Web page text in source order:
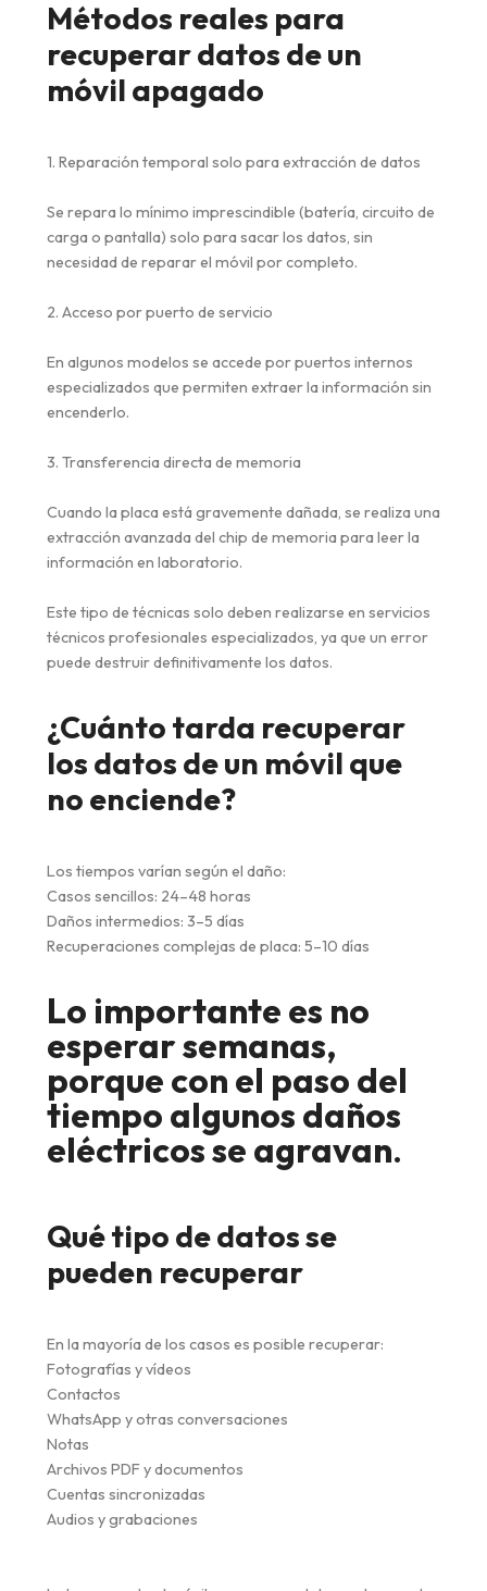
Métodos reales para
recuperar datos de un
móvil apagado
1. Reparación temporal solo para extracción de datos
Se repara lo mínimo imprescindible (batería, circuito de
carga o pantalla) solo para sacar los datos, sin
necesidad de reparar el móvil por completo.
2. Acceso por puerto de servicio
En algunos modelos se accede por puertos internos
especializados que permiten extraer la información sin
encenderlo.
3. Transferencia directa de memoria
Cuando la placa está gravemente dañada, se realiza una
extracción avanzada del chip de memoria para leer la
información en laboratorio.
Este tipo de técnicas solo deben realizarse en servicios
técnicos profesionales especializados, ya que un error
puede destruir definitivamente los datos.
¿Cuánto tarda recuperar
los datos de un móvil que
no enciende?
Los tiempos varían según el daño:
Casos sencillos: 24–48 horas
Daños intermedios: 3–5 días
Recuperaciones complejas de placa: 5–10 días
Lo importante es no
esperar semanas,
porque con el paso del
tiempo algunos daños
eléctricos se agravan.
Qué tipo de datos se
pueden recuperar
En la mayoría de los casos es posible recuperar:
Fotografías y vídeos
Contactos
WhatsApp y otras conversaciones
Notas
Archivos PDF y documentos
Cuentas sincronizadas
Audios y grabaciones